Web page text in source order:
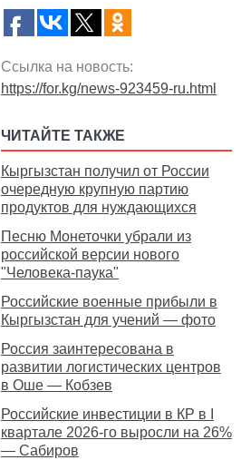
Ссылка на новость:
https://for.kg/news-923459-ru.html
ЧИТАЙТЕ ТАКЖЕ
Кыргызстан получил от России
очередную крупную партию
продуктов для нуждающихся
Песню Монеточки убрали из
российской версии нового
"Человека-паука"
Российские военные прибыли в
Кыргызстан для учений — фото
Россия заинтересована в
развитии логистических центров
в Оше — Кобзев
Российские инвестиции в КР в I
квартале 2026-го выросли на 26%
— Сабиров